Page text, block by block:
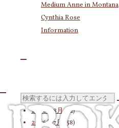
Medium Anne in Montana
Cynthia Rose
Information
検
Tensho Asuka(3,027)
Amanda Coppa(210)
Max Coppa(403)
Archives
2026年8月(12)
2026年7月
(58)